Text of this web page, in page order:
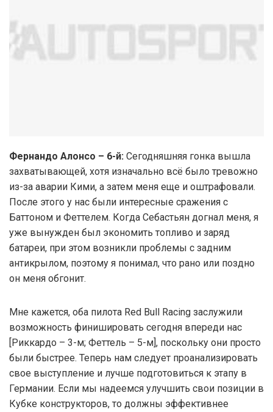
Фернандо Алонсо – 6-й: Сегодняшняя гонка вышла
захватывающей, хотя изначально всё было тревожно
из-за аварии Кими, а затем меня еще и оштрафовали.
После этого у нас были интересные сражения с
Баттоном и Феттелем. Когда Себастьян догнал меня, я
уже вынужден был экономить топливо и заряд
батареи, при этом возникли проблемы с задним
антикрылом, поэтому я понимал, что рано или поздно
он меня обгонит.
Мне кажется, оба пилота Red Bull Racing заслужили
возможность финишировать сегодня впереди нас
[Риккардо – 3-м; Феттель – 5-м], поскольку они просто
были быстрее. Теперь нам следует проанализировать
свое выступление и лучше подготовиться к этапу в
Германии. Если мы надеемся улучшить свои позиции в
Кубке конструкторов, то должны эффективнее